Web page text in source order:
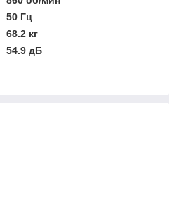
50 Гц
68.2 кг
54.9 дБ